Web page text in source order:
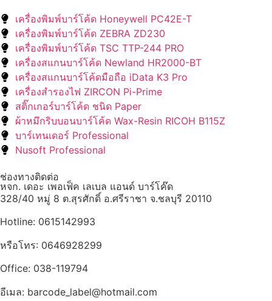
เครื่องพิมพ์บาร์โค้ด Honeywell PC42E-T
เครื่องพิมพ์บาร์โค้ด ZEBRA ZD230
เครื่องพิมพ์บาร์โค้ด TSC TTP-244 PRO
เครื่องสแกนบาร์โค้ด Newland HR2000-BT
เครื่องสแกนบาร์โค้ดมือถือ iData K3 Pro
เครื่องสำรองไฟ ZIRCON Pi-Prime
สติ๊กเกอร์บาร์โค้ด ชนิด Paper
ผ้าหมึกริบบอนบาร์โค้ด Wax-Resin RICOH B115Z
บาร์เทนเดอร์ Professional
Nusoft Professional
ช่องทางติดต่อ
หจก. เดอะ เพอเฟ็ค เลเบล แอนด์ บาร์โค๊ด
328/40 หมู่ 8 ต.สุรศักดิ์ อ.ศรีราชา จ.ชลบุรี 20110
Hotline: 0615142993
หรือโทร: 0646928299
Office: 038-119794
อีเมล: barcode_label@hotmail.com